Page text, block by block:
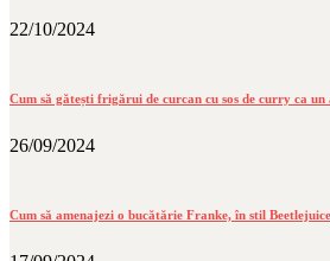
22/10/2024
Cum să gătești frigărui de curcan cu sos de curry ca un
26/09/2024
Cum să amenajezi o bucătărie Franke, în stil Beetlejuice